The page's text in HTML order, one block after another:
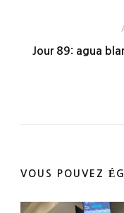
Jour 89: agua
VOUS POUVEZ